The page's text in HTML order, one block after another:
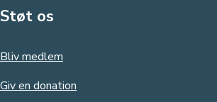
Støt os
Bliv medlem
Giv en donation